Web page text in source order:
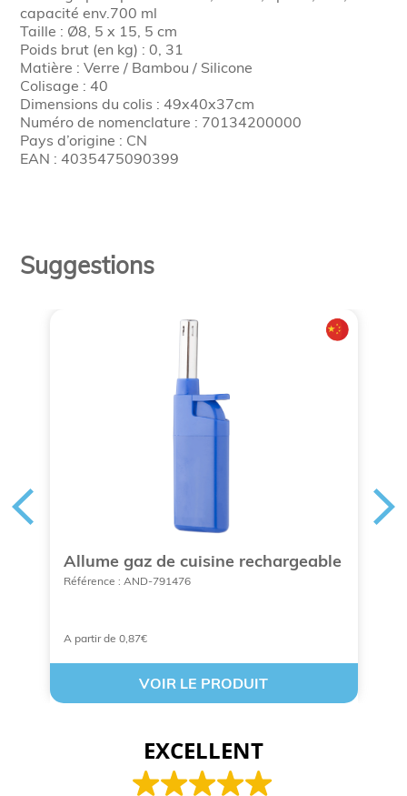
capacité env.700 ml
Taille : Ø8, 5 x 15, 5 cm
Poids brut (en kg) : 0, 31
Matière : Verre / Bambou / Silicone
Colisage : 40
Dimensions du colis : 49x40x37cm
Numéro de nomenclature : 70134200000
Pays d’origine : CN
EAN : 4035475090399
Suggestions
Allume gaz de cuisine rechargeable
Référence : AND-791476
A partir de 0,87€
VOIR LE PRODUIT
EXCELLENT